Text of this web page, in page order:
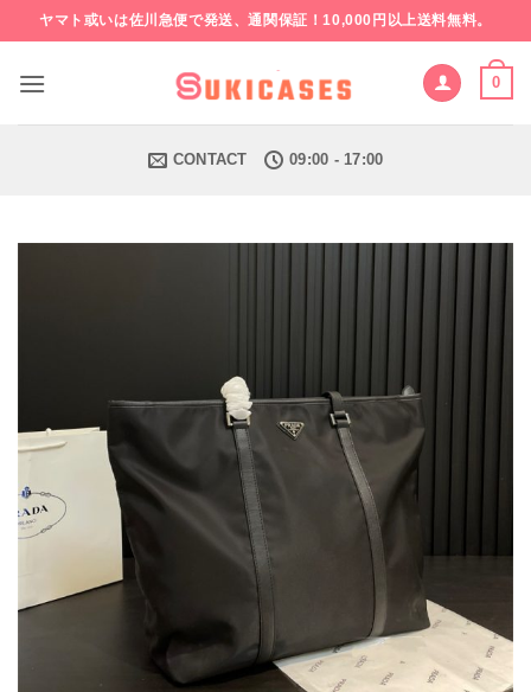
to
content
ヤマト或いは佐川急便で発送、通関保証！10,000円以上送料無料。
0
CONTACT 09:00 - 17:00